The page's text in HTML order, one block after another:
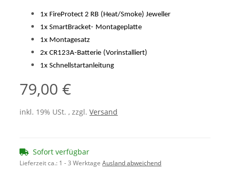
1x FireProtect 2 RB (Heat/Smoke) Jeweller
1x SmartBracket- Montageplatte
1x Montagesatz
2x CR123A-Batterie (Vorinstalliert)
1x Schnellstartanleitung
79,00 €
inkl. 19% USt. , zzgl.Versand
Sofort verfügbar
Lieferzeit ca.: 1 - 3 WerktageAusland abweichend